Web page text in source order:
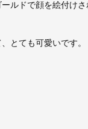
ルドで顔を絵付け
とても可愛いです。